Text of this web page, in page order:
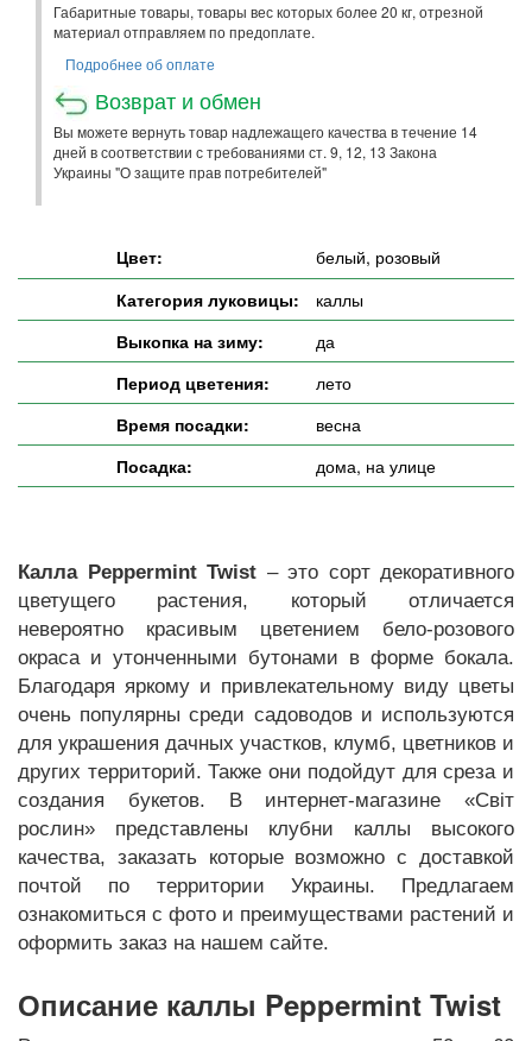
Габаритные товары, товары вес которых более 20 кг, отрезной
материал отправляем по предоплате.
Подробнее об оплате
Возврат и обмен
Вы можете вернуть товар надлежащего качества в течение 14
дней в соответствии с требованиями ст. 9, 12, 13 Закона
Украины "О защите прав потребителей"
Цвет:
белый, розовый
Категория луковицы:
каллы
Выкопка на зиму:
да
Период цветения:
лето
Время посадки:
весна
Посадка:
дома, на улице
Калла Peppermint Twist – это сорт декоративного
цветущего растения, который отличается
невероятно красивым цветением бело-розового
окраса и утонченными бутонами в форме бокала.
Благодаря яркому и привлекательному виду цветы
очень популярны среди садоводов и используются
для украшения дачных участков, клумб, цветников и
других территорий. Также они подойдут для среза и
создания букетов. В интернет-магазине «Світ
рослин» представлены клубни каллы высокого
качества, заказать которые возможно с доставкой
почтой по территории Украины. Предлагаем
ознакомиться с фото и преимуществами растений и
оформить заказ на нашем сайте.
Описание каллы Peppermint Twist